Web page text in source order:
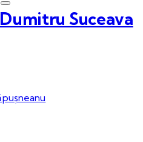
Suceava